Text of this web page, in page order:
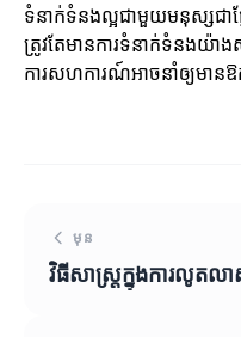
ទំនាក់ទំនងល្អជាមួយមនុស្សជា
ត្រូវតែមានការទំនាក់ទំនងយ៉ា
ការសហការណ៍អាចនាំឲ្យមាន
មុន
វិធីសាស្ត្រក្នុងការលូតលា